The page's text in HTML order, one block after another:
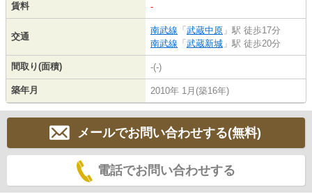
賃料 -
交通
南武線 「 武蔵中原 」駅 徒歩17分
南武線 「 武蔵新城 」駅 徒歩20分
間取り(面積) -(-)
築年月 2010年 1月(築16年)
メールでお問い合わせする(無料)
電話でお問い合わせする